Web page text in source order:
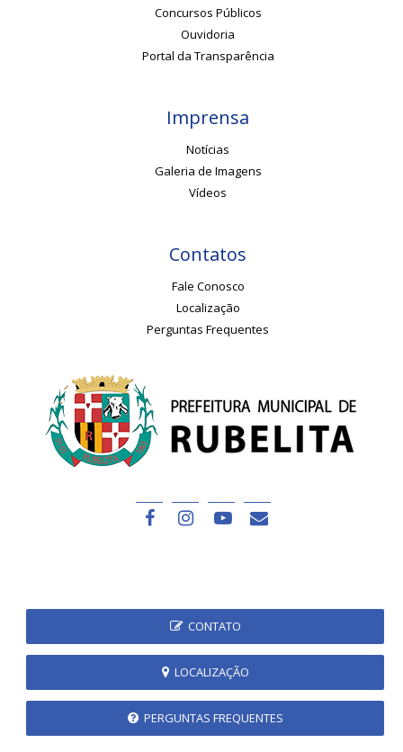
Concursos Públicos
Ouvidoria
Portal da Transparência
Imprensa
Notícias
Galeria de Imagens
Vídeos
Contatos
Fale Conosco
Localização
Perguntas Frequentes
CONTATO
LOCALIZAÇÃO
PERGUNTAS FREQUENTES